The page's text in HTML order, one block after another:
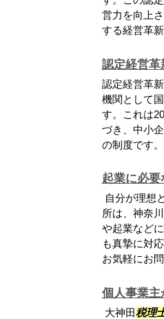
営力を向上
する経営革
認定経営革
認定経営革
機関として
す。これは
づき、中小
の制度です
起業に必
自分が理想
所は、神奈
や起業など
も真摯に対
お気軽にお
個人事業主
大神田税理